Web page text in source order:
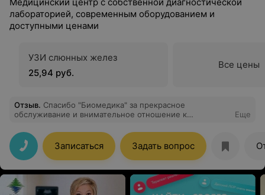
лабораторией, современным оборудованием и
доступными ценами
УЗИ слюнных желез
25,94 руб.
Все цены
Отзыв. Спасибо "Биомедика" за прекрасное
обслуживание и внимательное отношение к
дерматологу Процкевич Светлане Константиновне.
Профессионализм этого доктора помог мне
вылечиться и продолжить работать и радоваться
жизни. Желаю успехов в работе и удачи.
Еще
Записаться Задать вопрос